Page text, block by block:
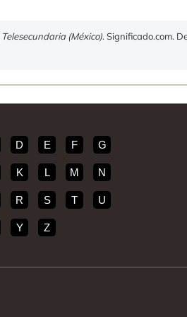
Telesecundaria (México). Significado.com.
D E F G
K L M N
R S T U
Y Z